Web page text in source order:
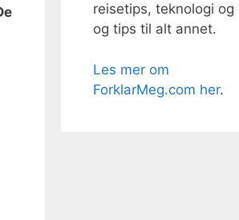
reisetips, teknologi og
og tips til alt annet.
Les mer om
ForklarMeg.com her.